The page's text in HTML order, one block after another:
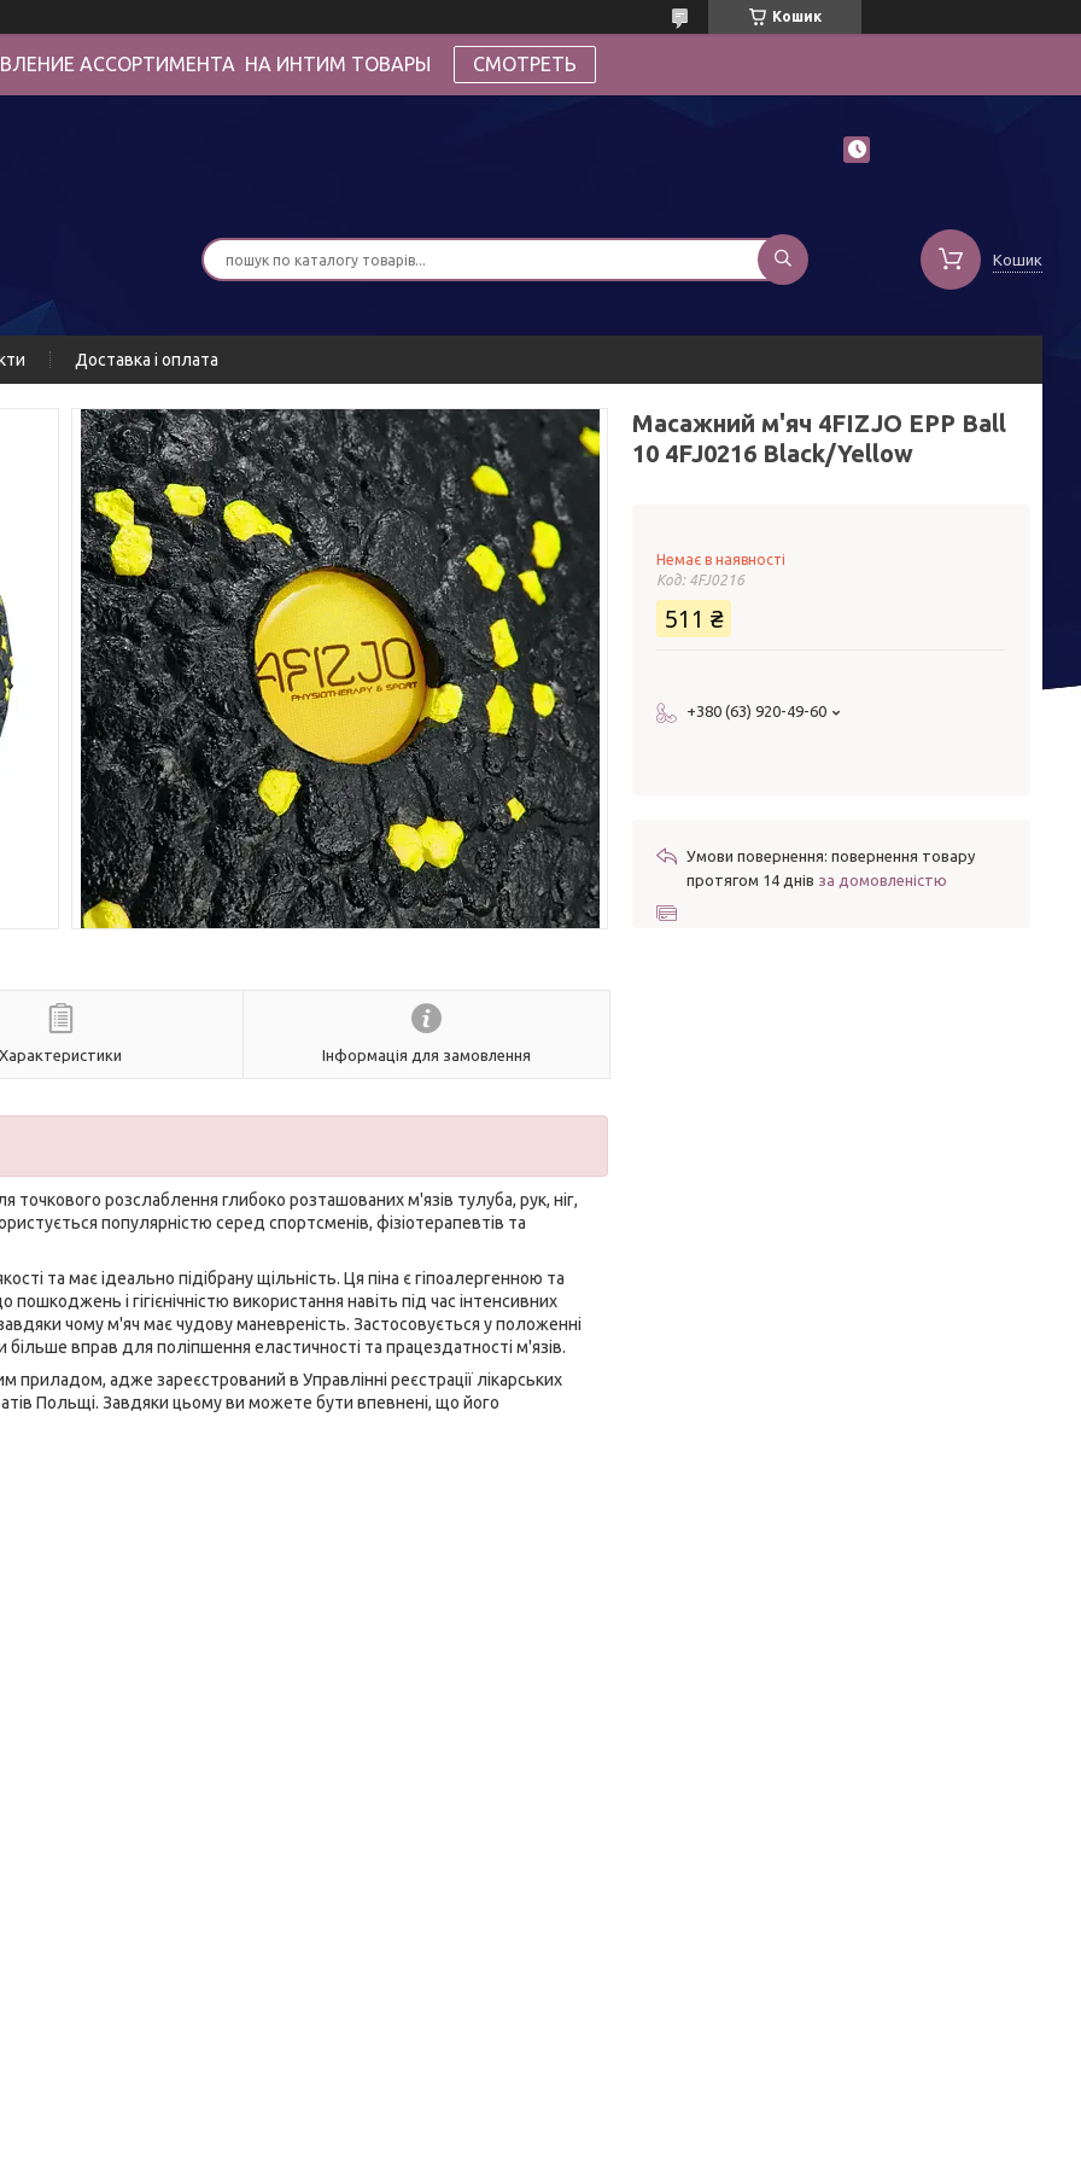
Кошик
АССОРТИМЕНТА НА ИНТИМ ТОВАРЫ СМОТРЕТЬ
Кошик
Доставка і оплата
Характеристики Інформація для замовлення
точкового розслаблення глибоко розташованих м'язів тулуба, рук, ніг,
популярністю серед спортсменів, фізіотерапевтів та
та має ідеально підібрану щільність. Ця піна є гіпоалергенною та
і гігієнічністю використання навіть під час інтенсивних
чому м'яч має чудову маневреність. Застосовується у положенні
вправ для поліпшення еластичності та працездатності м'язів.
приладом, адже зареєстрований в Управлінні реєстрації лікарських
Польщі. Завдяки цьому ви можете бути впевнені, що його
Масажний м'яч 4FIZJO EPP Ball
10 4FJ0216 Black/Yellow
Немає в наявності
Код: 4FJ0216
511 ₴
+380 (63) 920-49-60
повернення товару
протягом 14 днів за домовленістю